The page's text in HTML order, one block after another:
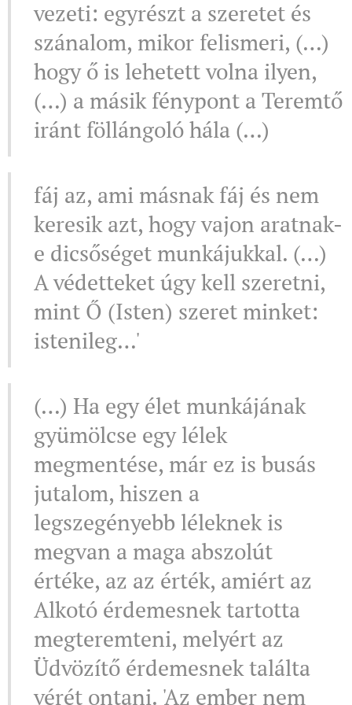
vezeti: egyrészt a szeretet és
szánalom, mikor felismeri, (…)
hogy ő is lehetett volna ilyen,
(…) a másik fénypont a Teremtő
iránt föllángoló hála (…)
fáj az, ami másnak fáj és nem
keresik azt, hogy vajon aratnak-
e dicsőséget munkájukkal. (…)
A védetteket úgy kell szeretni,
mint Ő (Isten) szeret minket:
istenileg…'
(…) Ha egy élet munkájának
gyümölcse egy lélek
megmentése, már ez is busás
jutalom, hiszen a
legszegényebb léleknek is
megvan a maga abszolút
értéke, az az érték, amiért az
Alkotó érdemesnek tartotta
megteremteni, melyért az
Üdvözítő érdemesnek találta
vérét ontani. 'Az ember nem